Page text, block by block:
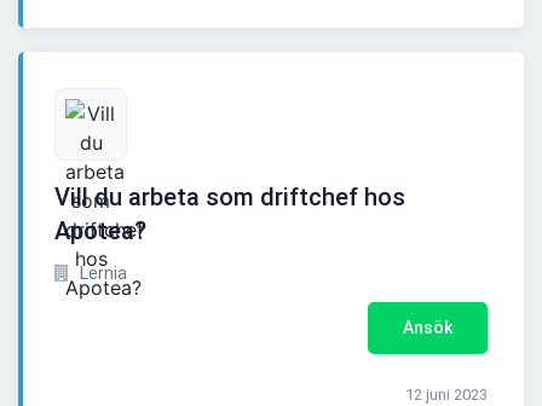
Vill du arbeta som driftchef hos
Apotea?
Lernia
Ansök
12 juni 2023